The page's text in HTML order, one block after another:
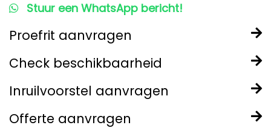
Stuur een WhatsApp bericht!
Proefrit aanvragen
Check beschikbaarheid
Inruilvoorstel aanvragen
Offerte aanvragen